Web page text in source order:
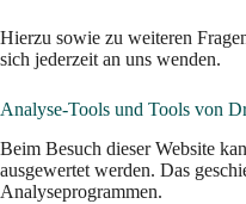
Hierzu sowie zu weiteren
sich jederzeit an uns wenden.
Analyse-Tools und Tools von
Beim Besuch dieser Website
ausgewertet werden. Das
Analyseprogrammen.